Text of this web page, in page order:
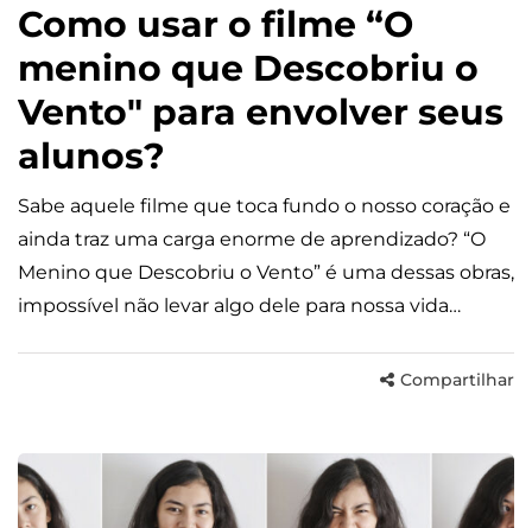
Como usar o filme “O
menino que Descobriu o
Vento" para envolver seus
alunos?
Sabe aquele filme que toca fundo o nosso coração e
ainda traz uma carga enorme de aprendizado? “O
Menino que Descobriu o Vento” é uma dessas obras,
impossível não levar algo dele para nossa vida…
Compartilhar